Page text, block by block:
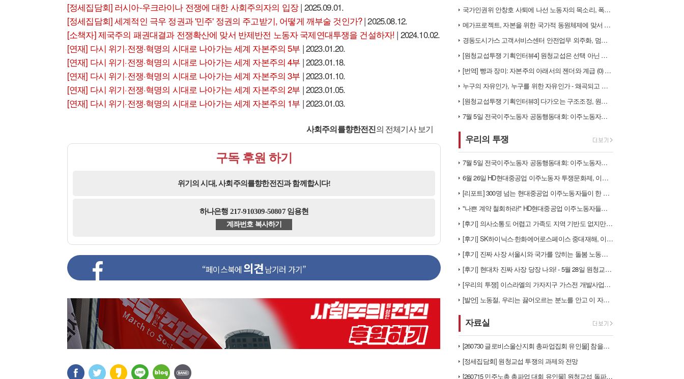
[정세집담회] 러시아-우크라이나 전쟁에 대한 사회주의자의 입장| 2025.09.01.
[정세집담회] 세계적인 극우 정권과 '민주' 정권의 주고받기, 어떻게 깨부술 것인가?| 2025.08.12.
[소책자] 제국주의 패권대결과 전쟁확산에 맞서 반제반전 노동자 국제연대투쟁을 건설하자! | 2024.10.02.
[연재] 다시 위기·전쟁·혁명의 시대로 나아가는 세계 자본주의 5부 | 2023.01.20.
[연재] 다시 위기·전쟁·혁명의 시대로 나아가는 세계 자본주의 4부 | 2023.01.18.
[연재] 다시 위기·전쟁·혁명의 시대로 나아가는 세계 자본주의 3부 | 2023.01.10.
[연재] 다시 위기·전쟁·혁명의 시대로 나아가는 세계 자본주의 2부 | 2023.01.05.
[연재] 다시 위기·전쟁·혁명의 시대로 나아가는 세계 자본주의 1부 | 2023.01.03.
사회주의를향한전진의 전체기사 보기
구독 후원 하기
위기의 시대, 사회주의를향한전진과 함께합시다!
하나은행 217-910309-50807 임용현
계좌번호 복사하기
“페이스북에 의견남기러 가기”
국가인권위 안창호 사퇴에 나선 노동자의 목소리, 폭염처럼 쏟아지는 불평등…
메가프로젝트, 자본을 위한 국가적 동원체제에 맞서 어떻게 싸울 것인가?
경동도시가스 고객서비스센터 안전업무 외주화, 멈춰라!
[원청교섭투쟁 기획인터뷰4] 원청교섭은 선택 아닌 필수! 7.15 총파업…
[번역] 빵과 장미: 자본주의 아래서의 젠더와 계급 (0) 들어가며
누구의 자유인가, 누구를 위한 자유인가 - 왜곡되고 박제된 광주를 넘어
[원청교섭투쟁 기획인터뷰3] 다가오는 구조조정, 원청책임 부품·서열노동자…
7월 5일 전국이주노동자 공동행동대회: 이주노동자들이 노동조합 가입을 선…
우리의 투쟁
7월 5일 전국이주노동자 공동행동대회: 이주노동자들이 노동조합 가입을 선…
6월 26일 HD현대중공업 이주노동자 투쟁문화제, 이주노동자들의 함성과 …
[리포트] 300명 넘는 현대중공업 이주노동자들이 한 자리에 모이다
"나쁜 계약 철회하라!" HD현대중공업 이주노동자들이 일어서다
[후기] 의사소통도 어렵고 가족도 지역 기반도 없지만, 민주노조의 길이 …
[후기] SK하이닉스·한화에어로스페이스 중대재해, 이윤 위해 생명안전을 …
[후기] 진짜 사장 서울시와 국가를 앉히는 돌봄 노동자 투쟁을 위해
[후기] 현대차 진짜 사장 당장 나와! - 5월 28일 원청교섭 불응 현…
[우리의 투쟁] 이스라엘의 가자지구 가스전 개발사업에 참여하는 한국석유공…
[발언] 노동절, 우리는 끓어오르는 분노를 안고 이 자리에 섰습니다
자료실
[260730 글로비스울산지회 총파업집회 유인물] 참을만큼 참았다! 총단…
[정세집담회] 원청교섭 투쟁의 과제와 전망
[260715 민주노총 총파업 대회 유인물] 원청교섭 돌파구 - 7월 총…